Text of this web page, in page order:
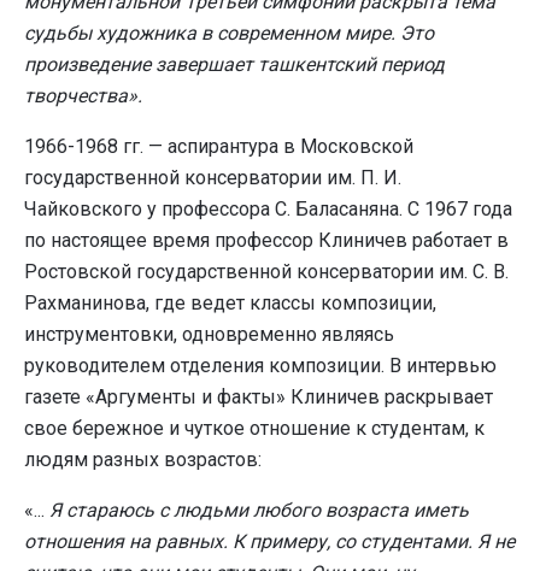
судьбы художника в современном мире. Это
произведение завершает ташкентский период
творчества».
1966-1968 гг. — аспирантура в Московской
государственной консерватории им. П. И.
Чайковского у профессора С. Баласаняна. С 1967 года
по настоящее время профессор Клиничев работает в
Ростовской государственной консерватории им. С. В.
Рахманинова, где ведет классы композиции,
инструментовки, одновременно являясь
руководителем отделения композиции. В интервью
газете «Аргументы и факты» Клиничев раскрывает
свое бережное и чуткое отношение к студентам, к
людям разных возрастов:
«... Я стараюсь с людьми любого возраста иметь
отношения на равных. К примеру, со студентами. Я не